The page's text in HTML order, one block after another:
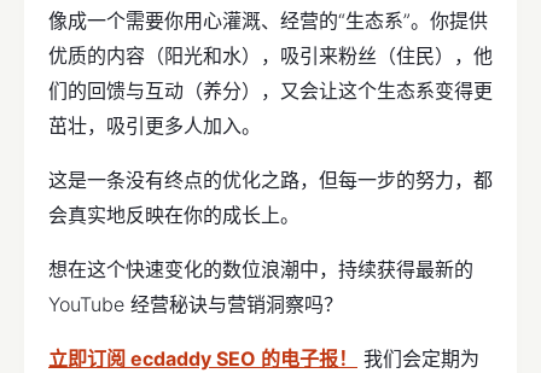
像成一个需要你用心灌溉、经营的“生态系”。你提供
优质的内容（阳光和水），吸引来粉丝（住民），他
们的回馈与互动（养分），又会让这个生态系变得更
茁壮，吸引更多人加入。
这是一条没有终点的优化之路，但每一步的努力，都
会真实地反映在你的成长上。
想在这个快速变化的数位浪潮中，持续获得最新的
YouTube 经营秘诀与营销洞察吗？
立即订阅 ecdaddy SEO 的电子报！
我们会定期为